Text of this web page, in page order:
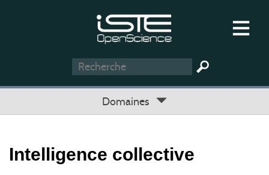
Domaines
Intelligence collective